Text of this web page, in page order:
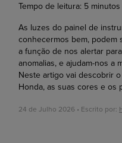
Tempo de leitura: 5 minutos
As luzes do painel de
conhecermos bem, podem
a função de nos alertar
anomalias, e ajudam-nos a
Neste artigo vai descobrir
Honda, as suas cores e os
24 de Julho 2026 • Escrito por: